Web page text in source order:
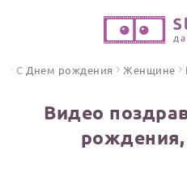
ПО ФОРМАТУ
ИНСТРУМЕНТЫ
С Днем рождения Женщине
Видео